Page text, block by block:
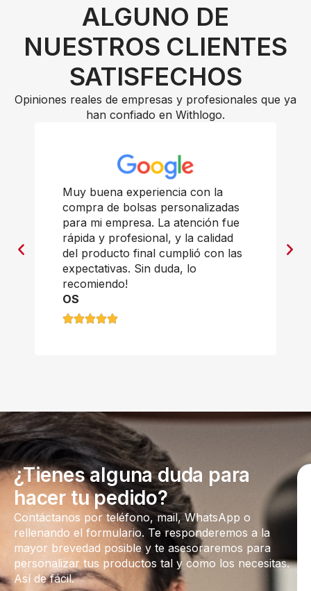
ALGUNO DE
NUESTROS CLIENTES
SATISFECHOS
Opiniones reales de empresas y profesionales que ya
han confiado en Withlogo.
Muy buena experiencia con la
compra de bolsas personalizadas
para mi empresa. La atención fue
rápida y profesional, y la calidad
del producto final cumplió con las
expectativas. Sin duda, lo
recomiendo!
OS
¿Tienes alguna duda para
hacer tu pedido?
Contáctanos por teléfono, mail, WhatsApp o
rellenando el formulario. Te responderemos a la
mayor brevedad posible y te asesoraremos para
personalizar tus productos tal y como los necesitas.
Así de fácil.